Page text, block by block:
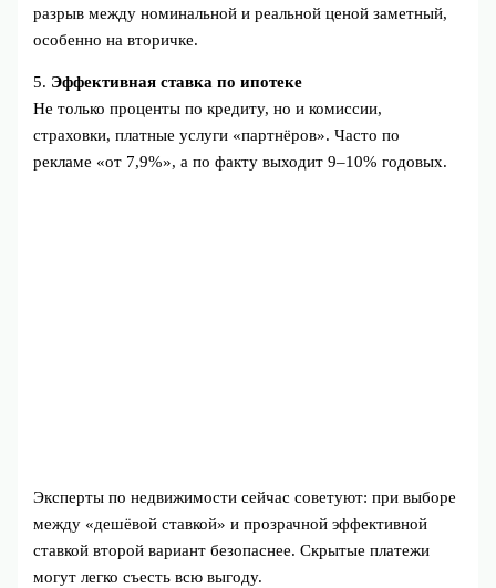
разрыв между номинальной и реальной ценой заметный,
особенно на вторичке.
5. Эффективная ставка по ипотеке
Не только проценты по кредиту, но и комиссии,
страховки, платные услуги «партнёров». Часто по
рекламе «от 7,9%», а по факту выходит 9–10% годовых.
Эксперты по недвижимости сейчас советуют: при выборе
между «дешёвой ставкой» и прозрачной эффективной
ставкой второй вариант безопаснее. Скрытые платежи
могут легко съесть всю выгоду.